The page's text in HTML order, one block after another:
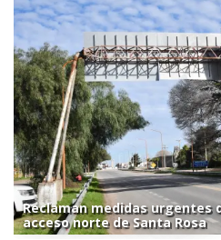
Reclaman medidas urgentes
acceso norte de Santa Rosa